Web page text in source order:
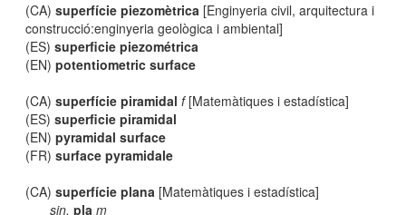
(CA)superfície piezomètrica [Enginyeria civil, arquitectura i
construcció:enginyeria geològica i ambiental]
(ES)superficie piezométrica
(EN)potentiometric surface
(CA)superfície piramidal f[Matemàtiques i estadística]
(ES)superficie piramidal
(EN)pyramidal surface
(FR)surface pyramidale
(CA)superfície plana [Matemàtiques i estadística]
sin. pla m